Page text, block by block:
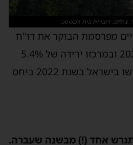
צילום: דוברות בית המשפט
מפרסמת הבוקר את דו"ח
סיכום פעילות שנת 2022 ובמרכזו ירידה של 5.4%
במספר הזוגות שהתגרשו בישראל בשנת 2022 ביחס
אחד (!) מבשנה שעברה.